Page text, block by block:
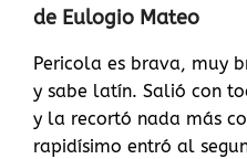
de Eulogio Mateo
Pericola es brava, muy
y sabe latín. Salió con
y la recortó nada más
rapidísimo entró al